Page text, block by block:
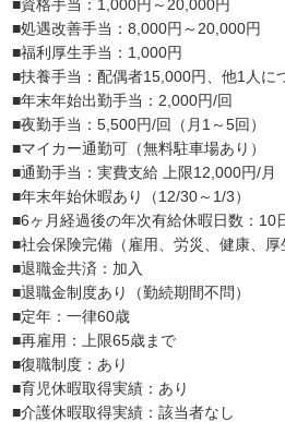
■資格手当：1,000円～20,000円
■処遇改善手当：8,000円～20,000円
■福利厚生手当：1,000円
■扶養手当：配偶者15,000円、他1人に
■年末年始出勤手当：2,000円/回
■夜勤手当：5,500円/回（月1～5回）
■マイカー通勤可（無料駐車場あり）
■通勤手当：実費支給 上限12,000円/月
■年末年始休暇あり（12/30～1/3）
■6ヶ月経過後の年次有給休暇日数：10
■社会保険完備（雇用、労災、健康、厚
■退職金共済：加入
■退職金制度あり（勤続期間不問）
■定年：一律60歳
■再雇用：上限65歳まで
■復職制度：あり
■育児休暇取得実績：あり
■介護休暇取得実績：該当者なし